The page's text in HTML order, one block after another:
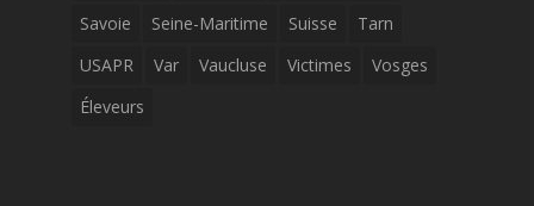
Savoie
Seine-Maritime Suisse
Tarn
USAPR
Var Vaucluse Victimes
Vosges
Éleveurs